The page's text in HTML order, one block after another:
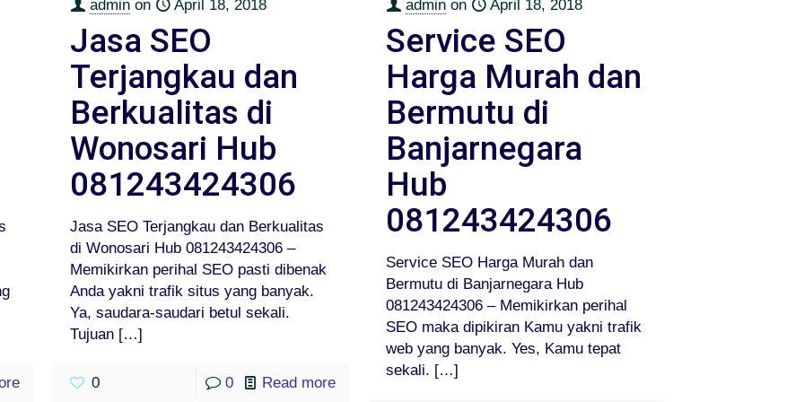
admin on April 18, 2018
Jasa SEO
Terjangkau dan
Berkualitas di
Wonosari Hub
081243424306
Jasa SEO Terjangkau dan Berkualitas
di Wonosari Hub 081243424306 –
Memikirkan perihal SEO pasti dibenak
Anda yakni trafik situs yang banyak.
Ya, saudara-saudari betul sekali.
Tujuan […]
0 0 Read more
admin on April 18, 2018
Service SEO
Harga Murah dan
Bermutu di
Banjarnegara
Hub
081243424306
Service SEO Harga Murah dan
Bermutu di Banjarnegara Hub
081243424306 – Memikirkan perihal
SEO maka dipikiran Kamu yakni trafik
web yang banyak. Yes, Kamu tepat
sekali. […]